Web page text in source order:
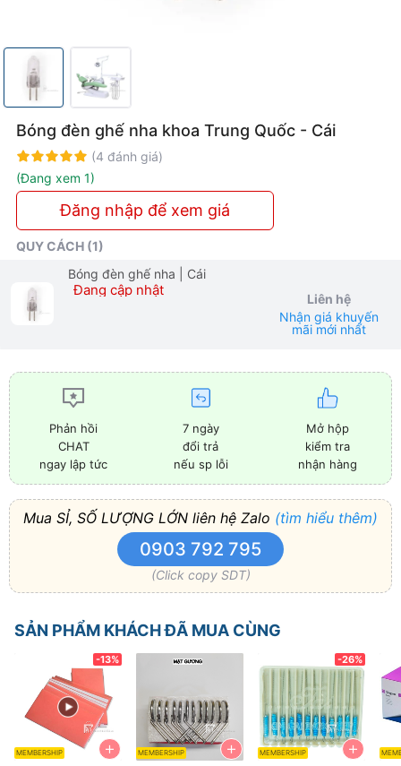
Bóng đèn ghế nha khoa Trung Quốc - Cái
Rating: 100%
(4 đánh giá)
(Đang xem 1)
Đăng nhập để xem giá
QUY CÁCH (1)
Bóng đèn ghế nha
| Cái
Đang cập nhật
Liên hệ
Nhận giá khuyến
mãi mới nhất
Phản hồi
CHAT
ngay lập tức
7 ngày
đổi trả
nếu sp lỗi
Mở hộp
kiểm tra
nhận hàng
Mua SỈ, SỐ LƯỢNG LỚN liên hệ Zalo (tìm hiểu thêm)
0903 792 795
(Click copy SDT)
SẢN PHẨM KHÁCH ĐÃ MUA CÙNG
+
-13%
MEMBERSHIP +
MEMBERSHIP +
-26%
MEMBERSHIP